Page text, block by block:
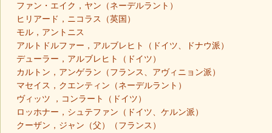
ファン・エイク，ヤン（ネーデルラント）
ヒリアード，ニコラス（英国）
モル，アントニス
アルトドルファー，アルブレヒト（ドイツ、ドナウ派）
デューラー，アルブレヒト（ドイツ）
カルトン，アンゲラン（フランス、アヴィニョン派）
マセイス，クエンティン（ネーデルラント）
ヴィッツ ，コンラート（ドイツ）
ロッホナー，シュテファン（ドイツ、ケルン派）
クーザン，ジャン（父）（フランス）